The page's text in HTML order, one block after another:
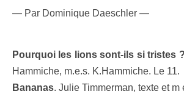
— Par Dominique Daeschler —
Pourquoi les lions sont-ils si tristes ?
Hammiche, m.e.s. K.Hammiche. Le 11.
Bananas. Julie Timmerman, texte et m